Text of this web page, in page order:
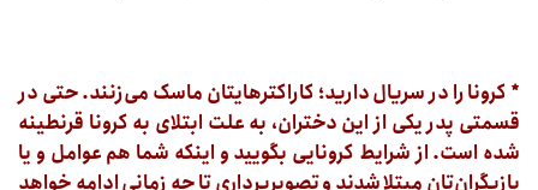
* کرونا را در سریال دارید؛ کاراکترهایتان ماسک می‌زنند. حتی در
قسمتی پدر یکی از این دختران، به علت ابتلای به کرونا قرنطینه
شده است. از شرایط کرونایی بگویید و اینکه شما هم عوامل و یا
بازیگران‌تان مبتلا شدند و تصویربرداری تا چه زمانی ادامه خواهد